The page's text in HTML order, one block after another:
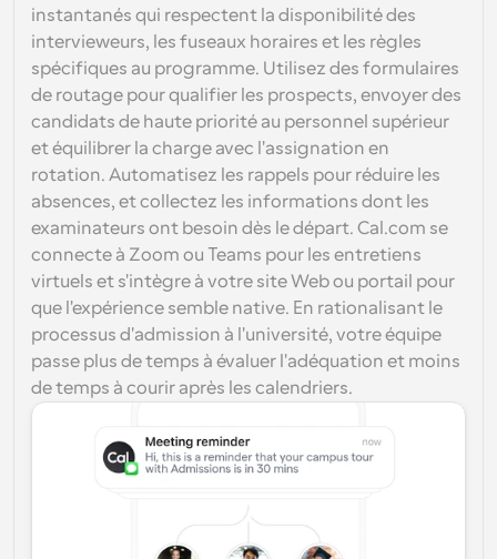
instantanés qui respectent la disponibilité des
intervieweurs, les fuseaux horaires et les règles
spécifiques au programme. Utilisez des formulaires
de routage pour qualifier les prospects, envoyer des
candidats de haute priorité au personnel supérieur
et équilibrer la charge avec l'assignation en
rotation. Automatisez les rappels pour réduire les
absences, et collectez les informations dont les
examinateurs ont besoin dès le départ. Cal.com se
connecte à Zoom ou Teams pour les entretiens
virtuels et s'intègre à votre site Web ou portail pour
que l'expérience semble native. En rationalisant le
processus d'admission à l'université, votre équipe
passe plus de temps à évaluer l'adéquation et moins
de temps à courir après les calendriers.